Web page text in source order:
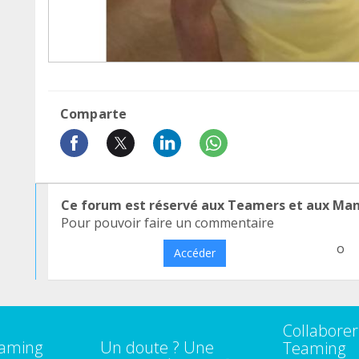
Comparte
Ce forum est réservé aux Teamers et aux
Pour pouvoir faire un commentaire
Accéder o
Un doute ? Une
Teaming